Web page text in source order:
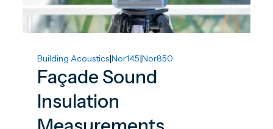
Building Acoustics|Nor145|Nor850
Façade Sound
Insulation